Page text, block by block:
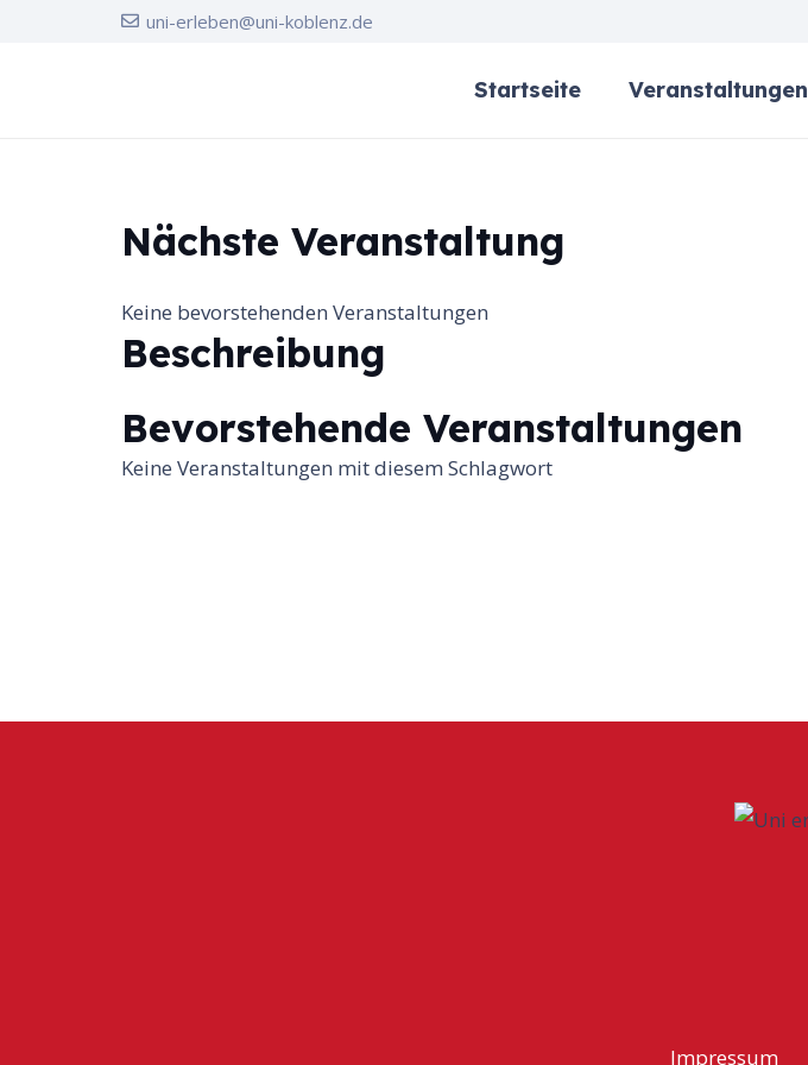
uni-erleben@uni-koblenz.de
Startseite Veranstaltungen
Nächste Veranstaltung
Keine bevorstehenden Veranstaltungen
Beschreibung
Bevorstehende Veranstaltungen
Keine Veranstaltungen mit diesem Schlagwort
Impressum